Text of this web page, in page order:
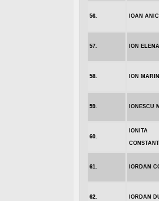
56. IOAN
57. ION ELENA
58. ION MARIN
59. IONESCU
60.
IONITA
61. IORDAN
62. IORDAN